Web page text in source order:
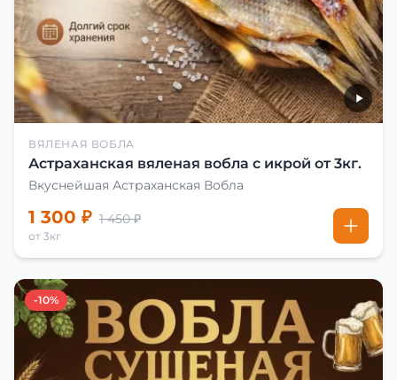
ВЯЛЕНАЯ ВОБЛА
Астраханская вяленая вобла с икрой от 3кг.
Вкуснейшая Астраханская Вобла
1 300 ₽ 1 450 ₽
от 3кг
-10%